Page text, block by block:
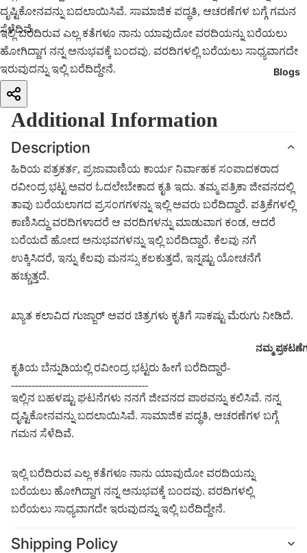
Blogs
ನಮ್ಮ
ದೃಷ್ಟಿಕೋನವನ್ನು ಬದಲಾಯಿಸಿವೆ. ಸಾಮಾಜಿಕ ಪದ್ಧತಿ, ಆಚರಣೆಗಳ ಬಗ್ಗೆ ಗಮನ
ಸೆಳೆದಿವೆ.
ಇಲ್ಲಿ ಬರೆದಿರುವ ಎಲ್ಲ ಕತೆಗಳೂ ನಾನು ಯಾವುದೋ ವರದಿಯನ್ನು ಬರೆಯಲು
ಹೋಗಿದ್ದಾಗ ನನ್ನ ಅನುಭವಕ್ಕೆ ಬಂದವು. ವರದಿಗಳಲ್ಲಿ ಬರೆಯಲು ಸಾಧ್ಯವಾಗದೇ
ಇರುವುದನ್ನು ಇಲ್ಲಿ ಬರೆದಿದ್ದೇನೆ.
Additional Information
Description
ಹಿರಿಯ ಪತ್ರಕರ್ತ, ಪ್ರಜಾವಾಣಿಯ ಕಾರ್ಯ ನಿರ್ವಾಹಕ ಸಂಪಾದಕರಾದ
ರವೀಂದ್ರ ಭಟ್ಟ ಅವರ ಓದಲೇಬೇಕಾದ ಕೃತಿ ಇದು. ತಮ್ಮ ಪತ್ರಿಕಾ ಜೀವನದಲ್ಲಿ
ತಾವು ಬರೆಯಲಾಗದ ಪ್ರಸಂಗಗಳನ್ನು ಇಲ್ಲಿ ಅವರು ಬರೆದಿದ್ದಾರೆ. ಪತ್ರಿಕೆಗಳಲ್ಲಿ
ಕಾಣಿಸಿದ್ದು ವರದಿಗಳಾದರೆ ಆ ವರದಿಗಳನ್ನು ಮಾಡುವಾಗ ಕಂಡ, ಆದರೆ
ಬರೆಯದೆ ಹೋದ ಅನುಭವಗಳನ್ನು ಇಲ್ಲಿ ಬರೆದಿದ್ದಾರೆ. ಕೆಲವು ನಗೆ
ಉಕ್ಕಿಸಿದರೆ, ಇನ್ನು ಕೆಲವು ಮನಸ್ಸು ಕಲಕುತ್ತದೆ, ಇನ್ನಷ್ಟು ಯೋಚನೆಗೆ
ಹಚ್ಚುತ್ತದೆ.
ಖ್ಯಾತ ಕಲಾವಿದ ಗುಜ್ಜಾರ್ ಅವರ ಚಿತ್ರಗಳು ಕೃತಿಗೆ ಸಾಕಷ್ಟು ಮೆರುಗು ನೀಡಿದೆ.
ಕೃತಿಯ ಬೆನ್ನುಡಿಯಲ್ಲಿ ರವೀಂದ್ರ ಭಟ್ಟರು ಹೀಗೆ ಬರೆದಿದ್ದಾರೆ-
----------------------------------------
ಇಲ್ಲಿನ ಬಹಳಷ್ಟು ಘಟನೆಗಳು ನನಗೆ ಜೀವನದ ಪಾಠವನ್ನು ಕಲಿಸಿವೆ. ನನ್ನ
ದೃಷ್ಟಿಕೋನವನ್ನು ಬದಲಾಯಿಸಿವೆ. ಸಾಮಾಜಿಕ ಪದ್ಧತಿ, ಆಚರಣೆಗಳ ಬಗ್ಗೆ
ಗಮನ ಸೆಳೆದಿವೆ.
ಇಲ್ಲಿ ಬರೆದಿರುವ ಎಲ್ಲ ಕತೆಗಳೂ ನಾನು ಯಾವುದೋ ವರದಿಯನ್ನು
ಬರೆಯಲು ಹೋಗಿದ್ದಾಗ ನನ್ನ ಅನುಭವಕ್ಕೆ ಬಂದವು. ವರದಿಗಳಲ್ಲಿ
ಬರೆಯಲು ಸಾಧ್ಯವಾಗದೇ ಇರುವುದನ್ನು ಇಲ್ಲಿ ಬರೆದಿದ್ದೇನೆ.
Shipping Policy